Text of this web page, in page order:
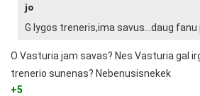
jo
G lygos treneris,ima savus...daug fanu
O Vasturia jam savas? Nes Vasturia gal
trenerio sunenas? Nebenusisnekek
+5